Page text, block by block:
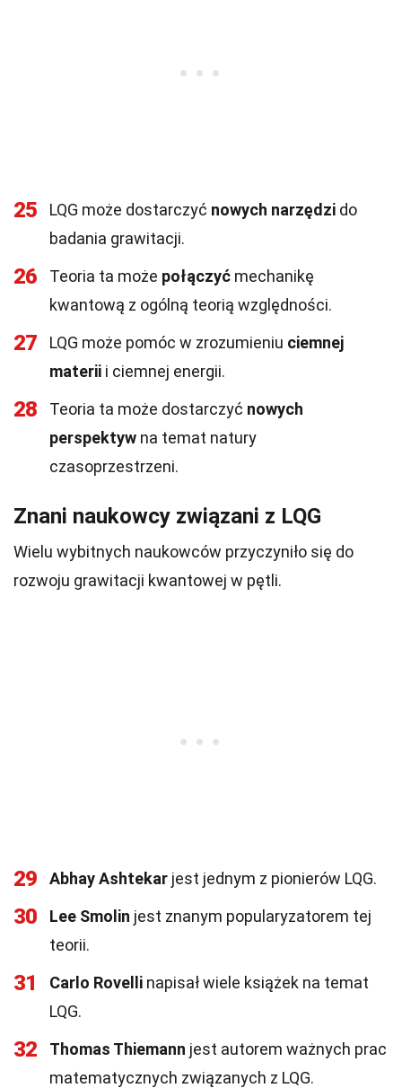
25 LQG może dostarczyć nowych narzędzi do
badania grawitacji.
26 Teoria ta może połączyć mechanikę
kwantową z ogólną teorią względności.
27 LQG może pomóc w zrozumieniu ciemnej
materii i ciemnej energii.
28 Teoria ta może dostarczyć nowych
perspektyw na temat natury
czasoprzestrzeni.
Znani naukowcy związani z LQG
Wielu wybitnych naukowców przyczyniło się do
rozwoju grawitacji kwantowej w pętli.
29 Abhay Ashtekar jest jednym z pionierów LQG.
30 Lee Smolin jest znanym popularyzatorem tej
teorii.
31 Carlo Rovelli napisał wiele książek na temat
LQG.
32 Thomas Thiemann jest autorem ważnych prac
matematycznych związanych z LQG.